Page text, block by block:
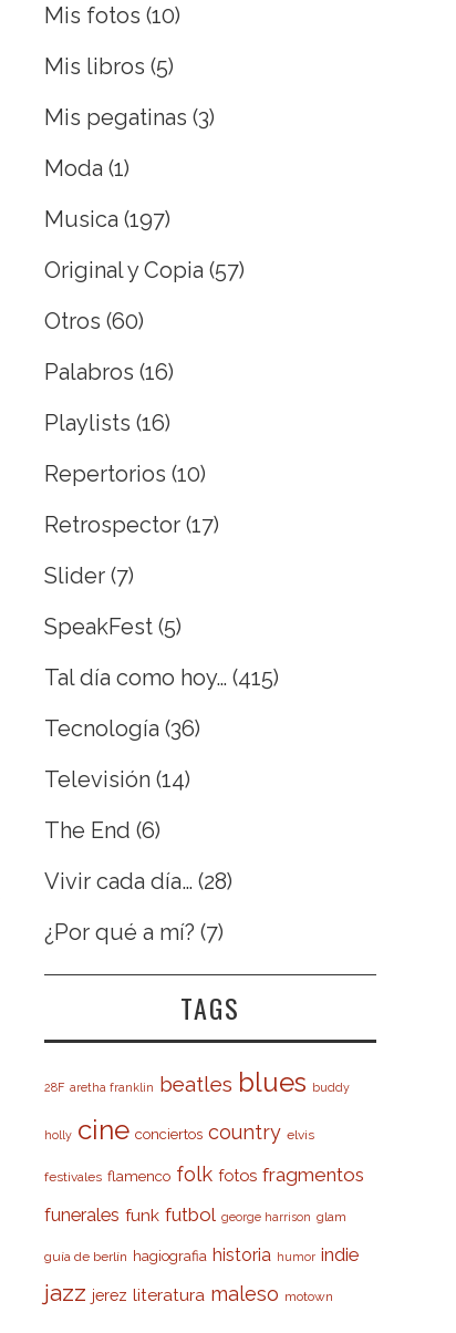
Mis fotos (10)
Mis libros (5)
Mis pegatinas (3)
Moda (1)
Musica (197)
Original y Copia (57)
Otros (60)
Palabros (16)
Playlists (16)
Repertorios (10)
Retrospector (17)
Slider (7)
SpeakFest (5)
Tal día como hoy… (415)
Tecnología (36)
Televisión (14)
The End (6)
Vivir cada día… (28)
¿Por qué a mí? (7)
TAGS
28F aretha franklin beatles blues buddy
holly cine conciertos country elvis
festivales flamenco folk fotos fragmentos
funerales funk futbol george harrison glam
guía de berlín hagiografia historia humor indie
jazz jerez literatura maleso motown